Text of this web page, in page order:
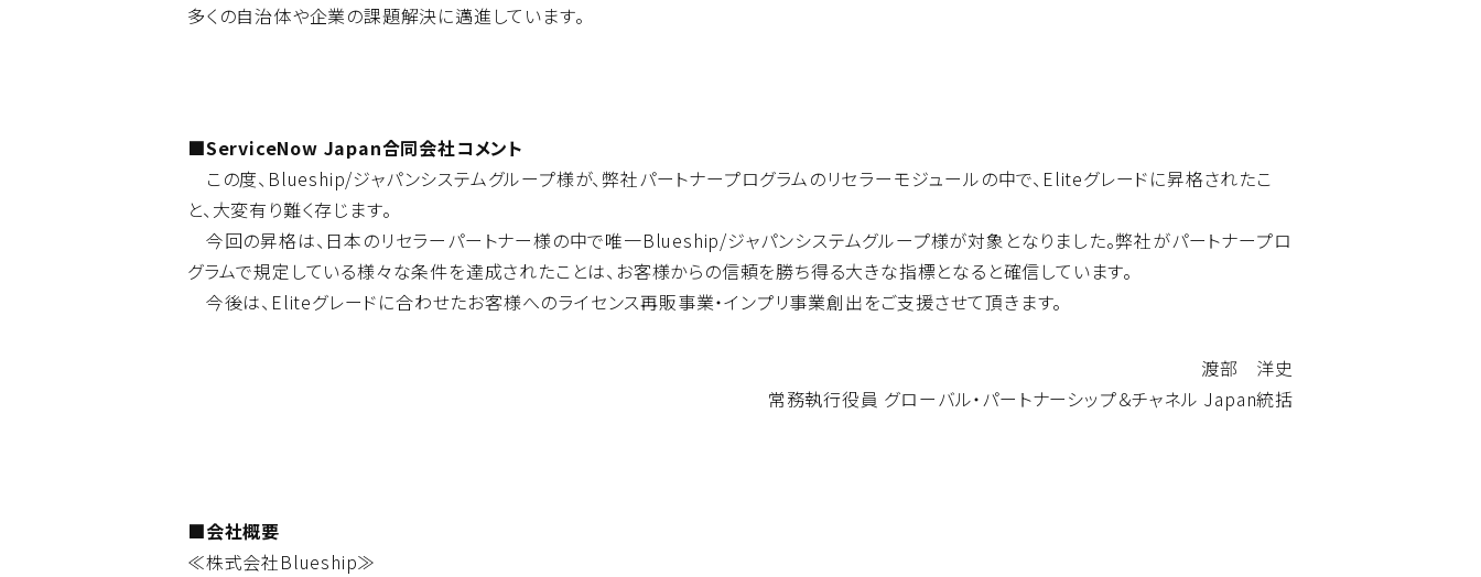
多くの自治体や企業の課題解決に邁進しています。
■ServiceNow Japan合同会社コメント
この度、Blueship/ジャパンシステムグループ様が、弊社パートナープログラムのリセラーモジュールの中で、Eliteグレードに昇格されたこ
と、大変有り難く存じます。
今回の昇格は、日本のリセラーパートナー様の中で唯一Blueship/ジャパンシステムグループ様が対象となりました。弊社がパートナープロ
グラムで規定している様々な条件を達成されたことは、お客様からの信頼を勝ち得る大きな指標となると確信しています。
今後は、Eliteグレードに合わせたお客様へのライセンス再販事業・インプリ事業創出をご支援させて頂きます。
渡部 洋史
常務執行役員 グローバル・パートナーシップ＆チャネル Japan統括
■会社概要
≪株式会社Blueship≫